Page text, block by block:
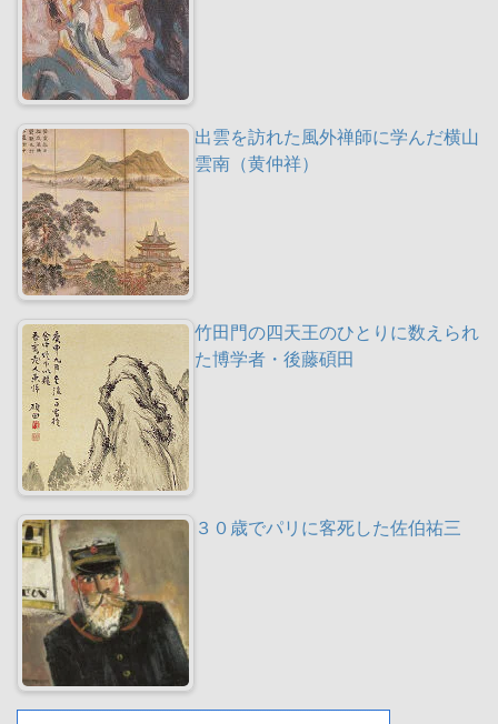
出雲を訪れた風外禅師に学んだ横山
雲南（黄仲祥）
竹田門の四天王のひとりに数えられ
た博学者・後藤碩田
３０歳でパリに客死した佐伯祐三